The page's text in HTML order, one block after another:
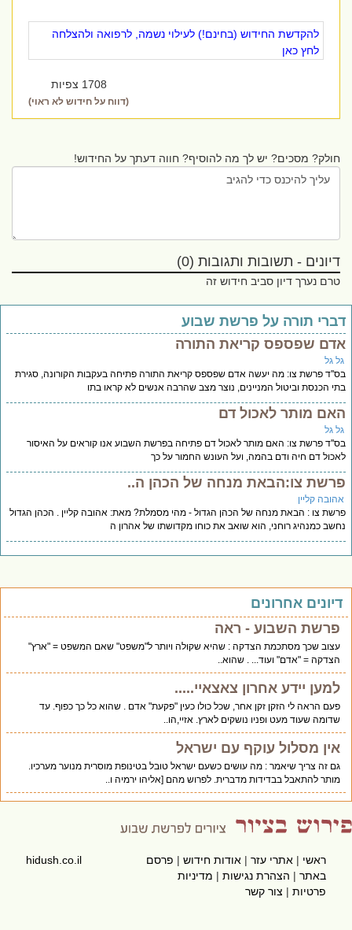
להקדשת החידוש (בחינם!) לעילוי נשמה, לרפואה ולהצלחה
לחץ כאן
1708 צפיות
(דווח על חידוש לא ראוי)
חולק? מסכים? יש לך מה להוסיף? חווה דעתך על החידוש!
דיונים - תשובות ותגובות (0)
טרם נערך דיון סביב חידוש זה
תורה על פרשת שבוע
שפספס קריאת התורה
גל
פרשת צו: מה יעשה אדם שפספס קריאת התורה פתיחה בעקבות הקורונה, סגירת
הכנסת וביטול המניינים, נוצר מצב שהרבה אנשים לא קראו בתו
מותר לאכול דם
גל
פרשת צו: האם מותר לאכול דם פתיחה בפרשת השבוע אנו קוראים על האיסור
דם חיה ודם בהמה, ועל העונש החמור על כך
צו:הבאת מנחה של הכהן ה..
קליין
צו : הבאת מנחה של הכהן הגדול - מהי מסמלת? מאת: אהובה קליין . הכהן הגדול
כמנהיג רוחני, הוא שואב את כוחו מקדושתו של אהרון ה
אחרונים
פרשת השבוע - ראה
עצוב שכך מסתכמת הצדקה : שהיא שקולה ויותר ל"משפט" שאם המשפט = "ארץ"
הצדקה = "אדם" ועוד... . שהוא..
למען יידע אחרון צאצאיי.....
פעם הראה לי הזקן זקן אחר, שכל כולו כעין "פקעת" אדם . שהוא כל כך כפוף. עד
שדומה שעוד מעט ופניו נושקים לארץ. אזיי,הו..
אין מסלול עוקף עם ישראל
גם זה צריך שיאמר : מה עושים כשעם ישראל טובל בטינופת מוסרית מנוער מערכיו.
מותר להתאבל בבדידות מדברית. לפרוש מהם [אליהו ירמיה ו..
ראשי|אתרי עזר|אודות חידוש|פרסם
באתר|הצהרת נגישות|מדיניות
פרטיות|צור קשר
hidush.co.il